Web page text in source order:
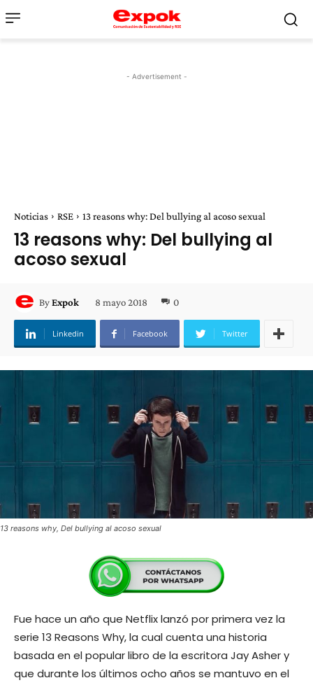
- Advertisement -
Noticias RSE 13 reasons why: Del bullying al acoso sexual
13 reasons why: Del bullying al
acoso sexual
ByExpok 8 mayo 2018 0
Linkedin Facebook Twitter
13 reasons why, Del bullying al acoso sexual
Fue hace un año que Netflix lanzó por primera vez la
serie 13 Reasons Why, la cual cuenta una historia
basada en el popular libro de la escritora Jay Asher y
que durante los últimos ocho años se mantuvo en el